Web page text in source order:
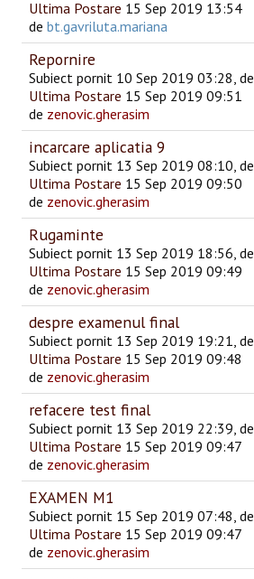
Ultima Postare 15 Sep 2019 13:54
de bt.gavriluta.mariana
Repornire
Subiect pornit 10 Sep 2019 03:28, de
Ultima Postare 15 Sep 2019 09:51
de zenovic.gherasim
incarcare aplicatia 9
Subiect pornit 13 Sep 2019 08:10, de
Ultima Postare 15 Sep 2019 09:50
de zenovic.gherasim
Rugaminte
Subiect pornit 13 Sep 2019 18:56, de
Ultima Postare 15 Sep 2019 09:49
de zenovic.gherasim
despre examenul final
Subiect pornit 13 Sep 2019 19:21, de
Ultima Postare 15 Sep 2019 09:48
de zenovic.gherasim
refacere test final
Subiect pornit 13 Sep 2019 22:39, de
Ultima Postare 15 Sep 2019 09:47
de zenovic.gherasim
EXAMEN M1
Subiect pornit 15 Sep 2019 07:48, de
Ultima Postare 15 Sep 2019 09:47
de zenovic.gherasim